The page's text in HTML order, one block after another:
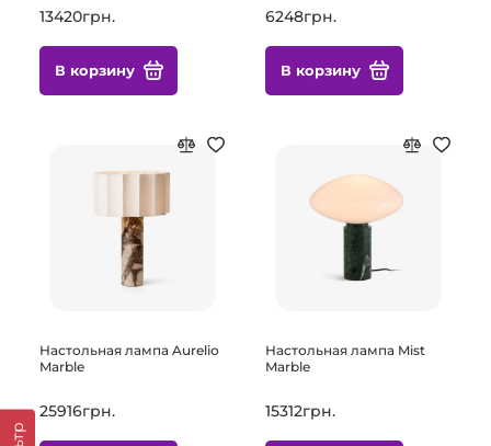
13420грн.
В корзину
6248грн.
В корзину
Настольная лампа Aurelio
Marble
25916грн.
Настольная лампа Mist
Marble
15312грн.